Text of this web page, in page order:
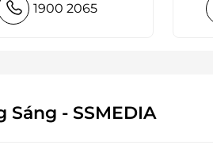
1900 2065
- SSMEDIA